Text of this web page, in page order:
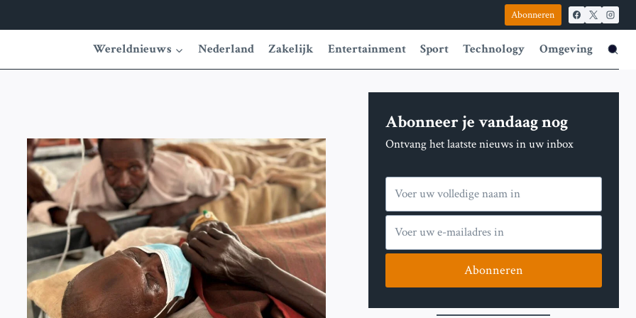
Abonneren
Wereldnieuws Nederland Zakelijk Entertainment Sport Technology Omgeving
Abonneer je vandaag nog
Ontvang het laatste nieuws in uw inbox
Abonneren